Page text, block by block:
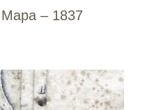
– 1837